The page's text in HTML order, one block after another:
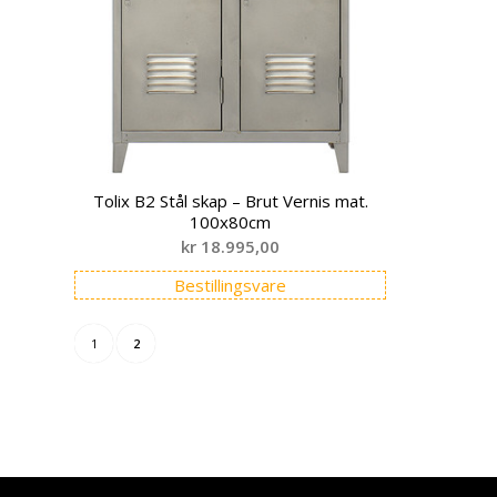
Tolix B2 Stål skap – Brut Vernis mat.
100x80cm
kr 18.995,00
Bestillingsvare
1 2